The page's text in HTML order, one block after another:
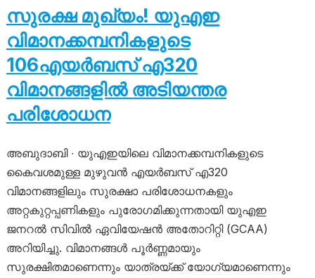
സുരക്ഷ മുഖ്യം! യുഎഇ
വിമാനക്കമ്പനികളുടെ
106എയർബസ് എ320
വിമാനങ്ങളിൽ അടിയന്തര
പരിശോധന
അബുദാബി ∙ യുഎഇയിലെ വിമാനക്കമ്പനികളുടെ
കൈവശമുള്ള മുഴുവൻ എയർബസ് എ320
വിമാനങ്ങളിലും സുരക്ഷാ പരിശോധനകളും
അറ്റകുറ്റപ്പണികളും പുരോഗമിക്കുന്നതായി യുഎഇ
ജനറൽ സിവിൽ ഏവിയേഷൻ അതോറിറ്റി (GCAA)
അറിയിച്ചു. വിമാനങ്ങൾ പൂർണ്ണമായും
സുരക്ഷിതമാണെന്നും യാത്രയ്ക്ക് യോഗ്യമാണെന്നും